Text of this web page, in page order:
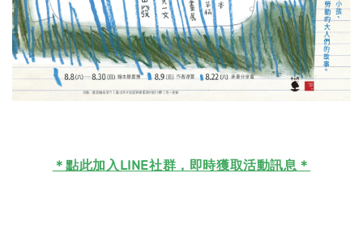
＊點此加入LINE社群，即時獲取活動訊息＊